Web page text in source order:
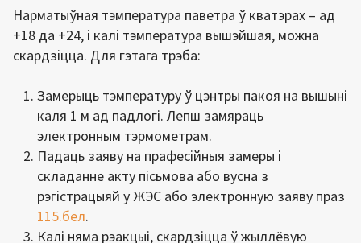
Нарматыўная тэмпература паветра ў кватэрах – ад
+18 да +24, і калі тэмпература вышэйшая, можна
скардзіцца. Для гэтага трэба:
Замерыць тэмпературу ў цэнтры пакоя на вышыні
каля 1 м ад падлогі. Лепш замяраць
электронным тэрмометрам.
Падаць заяву на прафесійныя замеры і
складанне акту пісьмова або вусна з
рэгістрацыяй у ЖЭС або электронную заяву праз
115.бел.
Калі няма рэакцыі, скардзіцца ў жыллёвую